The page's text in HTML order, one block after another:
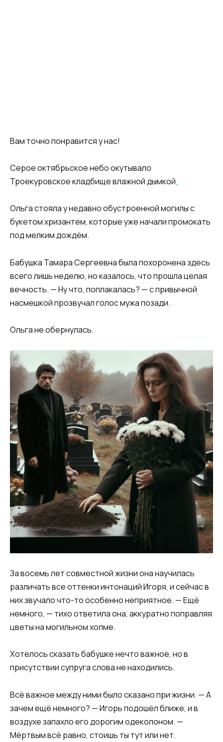
Вам точно понравится у нас!
Серое октябрьское небо окутывало
Троекуровское кладбище влажной дымкой.
Ольга стояла у недавно обустроенной могилы с
букетом хризантем, которые уже начали промокать
под мелким дождём.
Бабушка Тамара Сергеевна была похоронена здесь
всего лишь неделю, но казалось, что прошла целая
вечность. — Ну что, поплакалась? — с привычной
насмешкой прозвучал голос мужа позади.
Ольга не обернулась.
За восемь лет совместной жизни она научилась
различать все оттенки интонаций Игоря, и сейчас в
них звучало что-то особенно неприятное. — Ещё
немного, — тихо ответила она, аккуратно поправляя
цветы на могильном холме.
Хотелось сказать бабушке нечто важное, но в
присутствии супруга слова не находились.
Всё важное между ними было сказано при жизни. — А
зачем ещё немного? — Игорь подошёл ближе, и в
воздухе запахло его дорогим одеколоном. —
Мёртвым всё равно, стоишь ты тут или нет.